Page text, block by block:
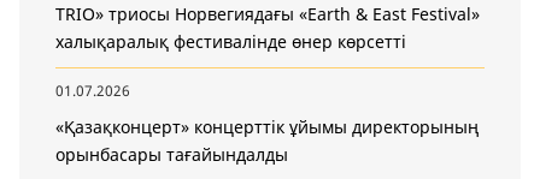
TRIO» триосы Норвегиядағы «Earth & East Festival»
халықаралық фестивалінде өнер көрсетті
01.07.2026
«Қазақконцерт» концерттік ұйымы директорының
орынбасары тағайындалды